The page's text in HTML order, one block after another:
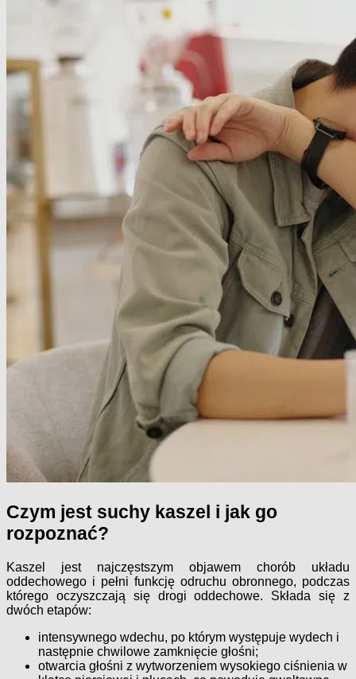
Czym jest suchy kaszel i jak go
rozpoznać?
Kaszel jest najczęstszym objawem chorób układu
oddechowego i pełni funkcję odruchu obronnego, podczas
którego oczyszczają się drogi oddechowe. Składa się z
dwóch etapów:
intensywnego wdechu, po którym występuje wydech i
następnie chwilowe zamknięcie głośni;
otwarcia głośni z wytworzeniem wysokiego ciśnienia w